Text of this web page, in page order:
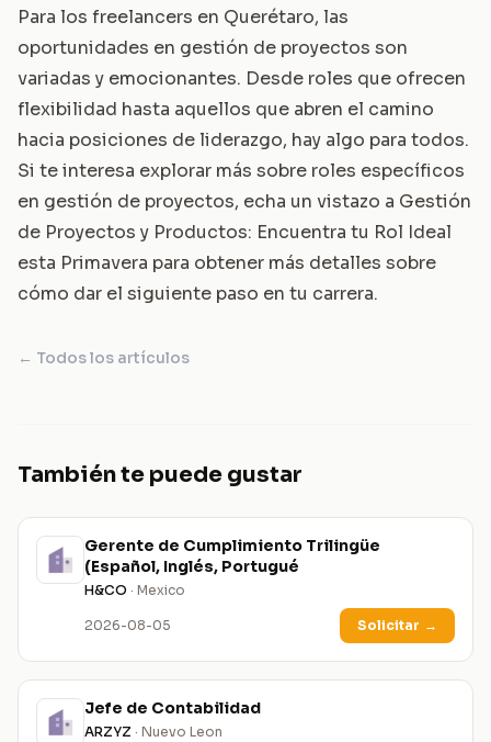
Para los freelancers en Querétaro, las
oportunidades en gestión de proyectos son
variadas y emocionantes. Desde roles que ofrecen
flexibilidad hasta aquellos que abren el camino
hacia posiciones de liderazgo, hay algo para todos.
Si te interesa explorar más sobre roles específicos
en gestión de proyectos, echa un vistazo a Gestión
de Proyectos y Productos: Encuentra tu Rol Ideal
esta Primavera para obtener más detalles sobre
cómo dar el siguiente paso en tu carrera.
← Todos los artículos
También te puede gustar
Gerente de Cumplimiento Trilingüe
(Español, Inglés, Portugué
H&CO · Mexico
2026-08-05 Solicitar →
Jefe de Contabilidad
ARZYZ · Nuevo Leon